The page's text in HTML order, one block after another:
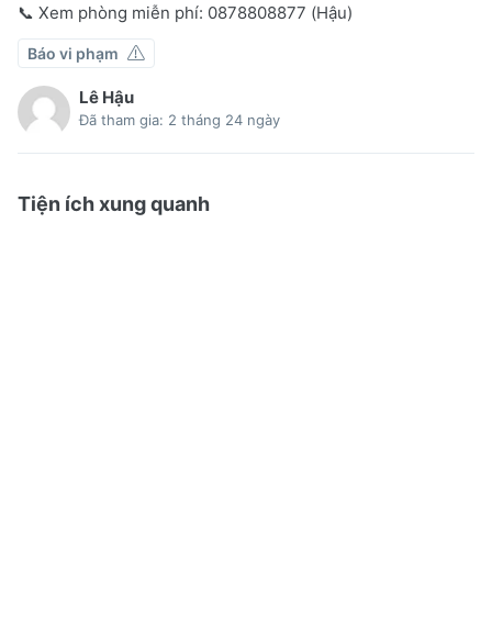
📞 Xem phòng miễn phí: 0878808877 (Hậu)
Báo vi phạm
Lê Hậu
Đã tham gia: 2 tháng 24 ngày
Tiện ích xung quanh